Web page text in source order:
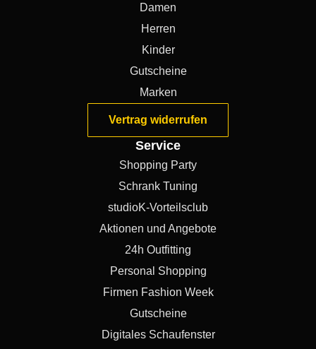
Damen
Herren
Kinder
Gutscheine
Marken
Vertrag widerrufen
Service
Shopping Party
Schrank Tuning
studioK-Vorteilsclub
Aktionen und Angebote
24h Outfitting
Personal Shopping
Firmen Fashion Week
Gutscheine
Digitales Schaufenster